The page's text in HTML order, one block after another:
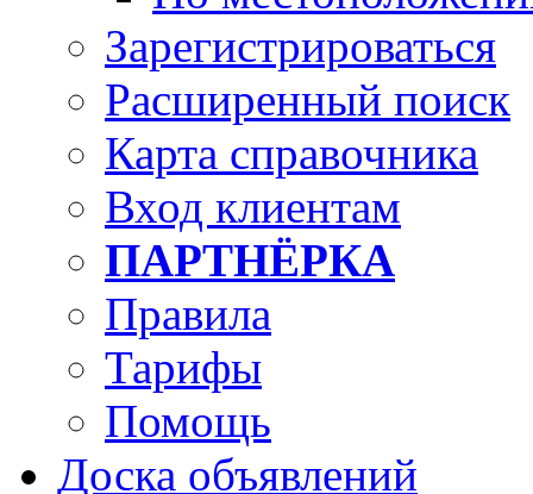
Зарегистрироваться
Расширенный поиск
Карта справочника
Вход клиентам
ПАРТНЁРКА
Правила
Тарифы
Помощь
Доска объявлений